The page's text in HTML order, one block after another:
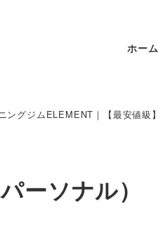
ホーム
グジムELEMENT｜【最安値級】
ーソナル）